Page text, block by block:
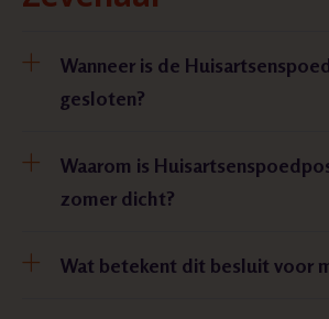
Wanneer is de
gesloten?
Waarom is
zomer dicht?
Wat betekent dit besluit voor